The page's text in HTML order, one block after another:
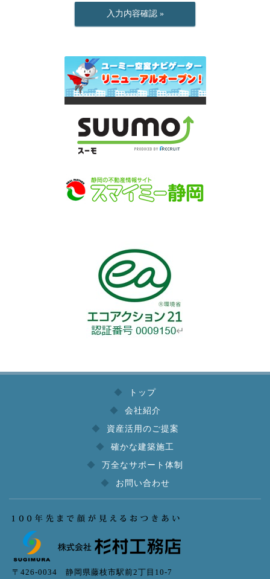
トップ
会社紹介
資産活用のご提案
確かな建築施工
万全なサポート体制
お問い合わせ
〒426-0034 静岡県藤枝市駅前2丁目10-7